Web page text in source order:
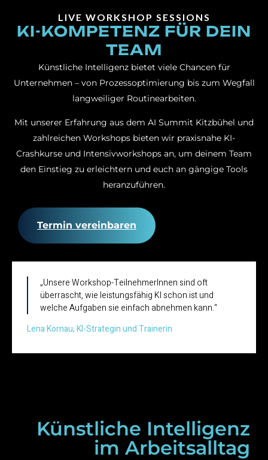
LIVE WORKSHOP SESSIONS
KI-KOMPETENZ FÜR DEIN
TEAM
Künstliche Intelligenz bietet viele Chancen für
Unternehmen – von Prozessoptimierung bis zum Wegfall
langweiliger Routinearbeiten.
Mit unserer Erfahrung aus dem AI Summit Kitzbühel und
zahlreichen Workshops bieten wir praxisnahe KI-
Crashkurse und Intensivworkshops an, um deinem Team
den Einstieg zu erleichtern und euch an gängige Tools
heranzuführen.
Termin vereinbaren
„Unsere Workshop-TeilnehmerInnen sind oft
überrascht, wie leistungsfähig KI schon ist und
welche Aufgaben sie einfach abnehmen kann.“
Lena Kornau, KI-Strategin und Trainerin
Künstliche Intelligenz
im Arbeitsalltag